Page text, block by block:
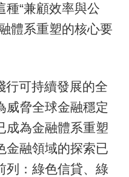
種“兼顧效率與公
體系重塑的核心要
行可持續發展的全
威脅全球金融穩定
成為金融體系重塑
金融領域的探索已
列：綠色信貸、綠